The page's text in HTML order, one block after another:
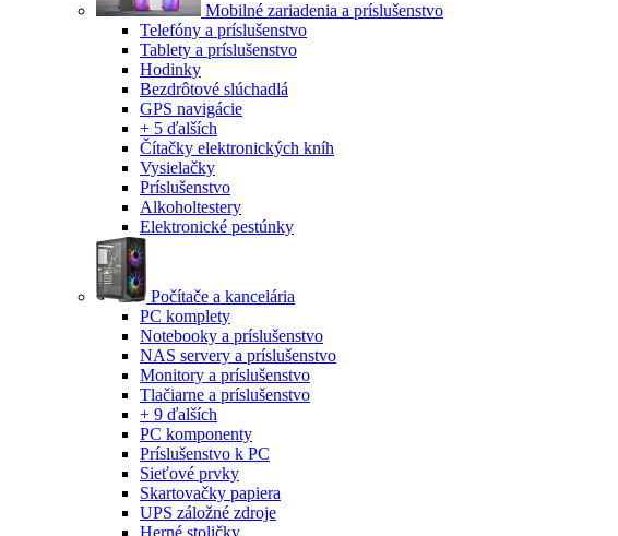
Mobilné zariadenia a príslušenstvo
Telefóny a príslušenstvo
Tablety a príslušenstvo
Hodinky
Bezdrôtové slúchadlá
GPS navigácie
+ 5 ďalších
Čítačky elektronických kníh
Vysielačky
Príslušenstvo
Alkoholtestery
Elektronické pestúnky
Počítače a kancelária
PC komplety
Notebooky a príslušenstvo
NAS servery a príslušenstvo
Monitory a príslušenstvo
Tlačiarne a príslušenstvo
+ 9 ďalších
PC komponenty
Príslušenstvo k PC
Sieťové prvky
Skartovačky papiera
UPS záložné zdroje
Herné stoličky